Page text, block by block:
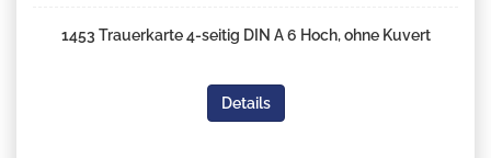
1453 Trauerkarte 4-seitig DIN A 6 Hoch, ohne Kuvert
Details